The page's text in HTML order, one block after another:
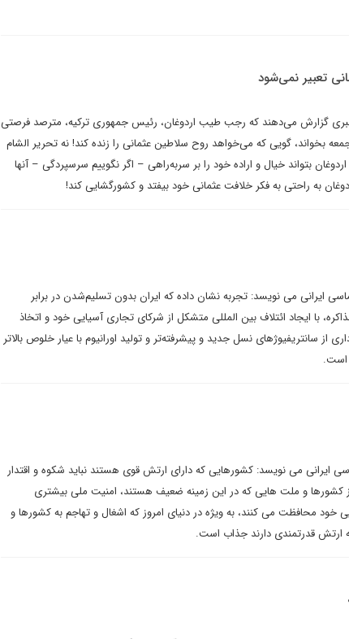
تعبیر نمی‌شود
گزارش می‌دهند که رجب طیب اردوغان، رئیس جمهوری ترکیه، مترصد فرصتی
بخواند، گویی که می‌خواهد روح سلاطین عثمانی را زنده کند! نه تحریر الشام
بتواند خیال و اراده خود را بر سربه‌راهی – اگر نگوییم سرسپردگی – آنها
به راحتی به فکر خلافت عثمانی خود بیفتد و کشورگشایی کند!
ایرانی می نویسد: تجربه نشان داده که ایران بدون تسلیم‌شدن در برابر
با ایجاد ائتلاف بین المللی متشکل از شرکای تجاری آسیایی خود و اتخاذ
از سانتریفیوژهای نسل جدید و پیشرفته‌تر و تولید اورانیوم با عیار خلوص بالاتر
است.
ایرانی می نویسد: کشورهایی که دارای ارتش قوی هستند نباید شکوه و اقتدار
کشورها و ملت هایی که در این زمینه ضعیف هستند، امنیت ملی بیشتری
محافظت می کنند، به ویژه در دنیای امروز که اشغال و تهاجم به کشورها و
ارتش قدرتمندی دارند جذاب است.